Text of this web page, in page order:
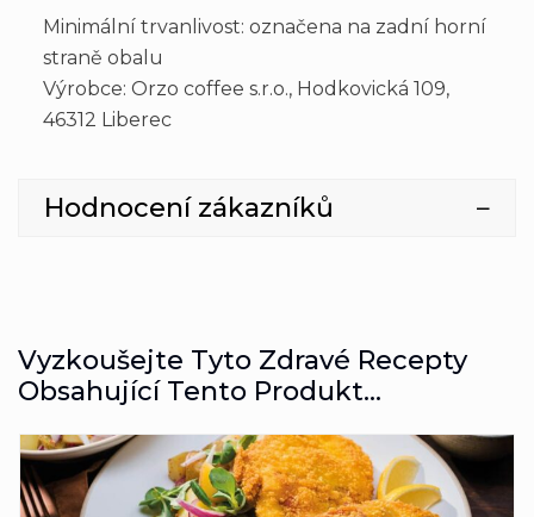
Minimální trvanlivost: označena na zadní horní
straně obalu
Výrobce: Orzo coffee s.r.o., Hodkovická 109,
46312 Liberec
Hodnocení zákazníků
Vyzkoušejte Tyto Zdravé Recepty
Obsahující Tento Produkt...